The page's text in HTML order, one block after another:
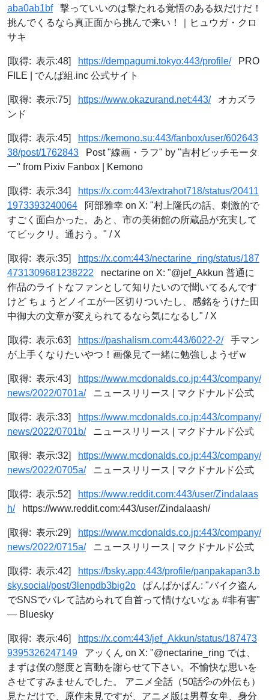
aba0ab1bf撃っていいのは撃たれる覚悟のある奴だけだ！
挑んでくるなら真正面から挑んで来い！｜ヒュウガ・クロ
サキ
[取得: 表示:48] https://dempagumi.tokyo:443/profile/PRO
FILE | でんぱ組.inc 公式サイト
[取得: 表示:75] https://www.okazurand.net:443/オカズラ
ンド
[取得: 表示:45]
https://kemono.su:443/fanbox/user/602643
38/post/1762843 Post "線画・ラフ" by "吉村ビッチモータ
ー" from Pixiv Fanbox | Kemono
[取得: 表示:34]
https://x.com:443/extrahot718/status/20411
1973393240064 阿部雅幸 on X: "村上隆氏の話、刺激的で
すごく面白かった。あと、市の美術館の所蔵品が充実して
てビックリ。通おう。" / X
[取得: 表示:35]
https://x.com:443/nectarine_ring/status/187
4731309681238222 nectarine on X: "@jef_Akkun 普通に
作品のライトなファンとして知りたいので聞いてるんです
けど ちょうどノイエが一区切りついたし、感銘をうけた田
中御大の文章が変えられてるなら気になるし" / X
[取得: 表示:63] https://pashalism.com:443/6022-2/手マン
が上手くなりたいやつ！画像見て一緒に勉強しようぜｗ
[取得: 表示:43]
https://www.mcdonalds.co.jp:443/company/
news/2022/0701a/ニュースリリース | マクドナルド公式
[取得: 表示:33]
https://www.mcdonalds.co.jp:443/company/
news/2022/0701b/ニュースリリース | マクドナルド公式
[取得: 表示:32]
https://www.mcdonalds.co.jp:443/company/
news/2022/0705a/ニュースリリース | マクドナルド公式
[取得: 表示:52]
https://www.reddit.com:443/user/Zindalaas
h/https://www.reddit.com:443/user/Zindalaash/
[取得: 表示:29]
https://www.mcdonalds.co.jp:443/company/
news/2022/0715a/ニュースリリース | マクドナルド公式
[取得: 表示:42]
https://bsky.app:443/profile/panpakapan3.b
sky.social/post/3lenpdb3big2o ぱんぱかぱん: "バイク盗ん
でSNSでバレて詰められて自首って情けないなぁ #非有害"
— Bluesky
[取得: 表示:46]
https://x.com:443/jef_Akkun/status/187473
9395326247149 アッくん on X: "@nectarine_ring では、
まずは僕の態度と言動を謝らせて下さい。不愉快な思いを
させてすみませんでした。 アニメ全話（50話💦の外伝も）
見ただけで、原作未見ですが、アニメ版は男尊女卑、身分